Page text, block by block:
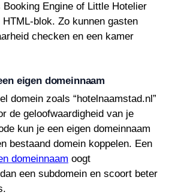
Engine of Little Hotelier
blok. Zo kunnen gasten
checken en een kamer
eigen domeinnaam
domein zoals “hotelnaamstad.nl”
de geloofwaardigheid van je
kun je een eigen domeinnaam
bestaand domein koppelen. Een
domeinnaam oogt
een subdomein en scoort beter